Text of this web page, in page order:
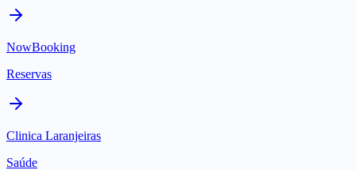
NowBooking
Reservas
Clinica Laranjeiras
Saúde